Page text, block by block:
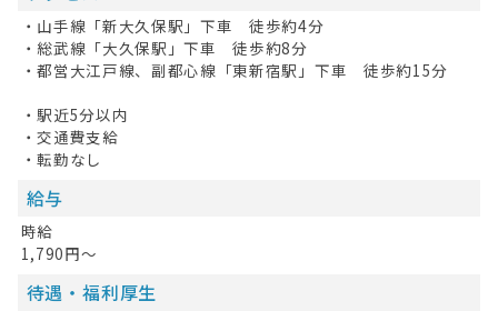
・山手線「新大久保駅」下車 徒歩約4分
・総武線「大久保駅」下車 徒歩約8分
・都営大江戸線、副都心線「東新宿駅」下車 徒歩約15分
・駅近5分以内
・交通費支給
・転勤なし
給与
時給
1,790円～
待遇・福利厚生